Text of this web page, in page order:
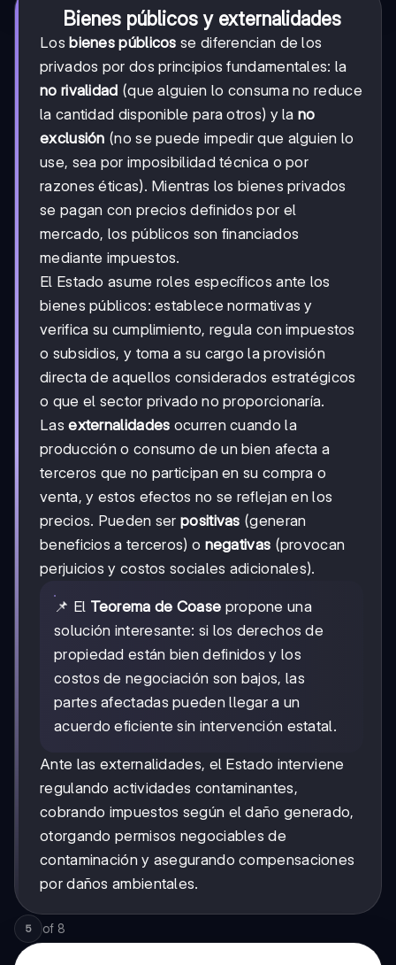
Bienes públicos y externalidades
Losbienes públicos se diferencian de los
privados por dos principios fundamentales: la
no rivalidad (que alguien lo consuma no reduce
la cantidad disponible para otros) y la no
exclusión (no se puede impedir que alguien lo
use, sea por imposibilidad técnica o por
razones éticas). Mientras los bienes privados
se pagan con precios definidos por el
mercado, los públicos son financiados
mediante impuestos.
El Estado asume roles específicos ante los
bienes públicos: establece normativas y
verifica su cumplimiento, regula con impuestos
o subsidios, y toma a su cargo la provisión
directa de aquellos considerados estratégicos
o que el sector privado no proporcionaría.
Lasexternalidades ocurren cuando la
producción o consumo de un bien afecta a
terceros que no participan en su compra o
venta, y estos efectos no se reflejan en los
precios. Pueden serpositivas (generan
beneficios a terceros) o negativas (provocan
perjuicios y costos sociales adicionales).
📌 El Teorema de Coase propone una
solución interesante: si los derechos de
propiedad están bien definidos y los
costos de negociación son bajos, las
partes afectadas pueden llegar a un
acuerdo eficiente sin intervención estatal.
Ante las externalidades, el Estado interviene
regulando actividades contaminantes,
cobrando impuestos según el daño generado,
otorgando permisos negociables de
contaminación y asegurando compensaciones
por daños ambientales.
5 of 8